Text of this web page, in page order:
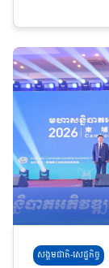
សង្គមជាតិ-សេដ្ឋកិច្ច